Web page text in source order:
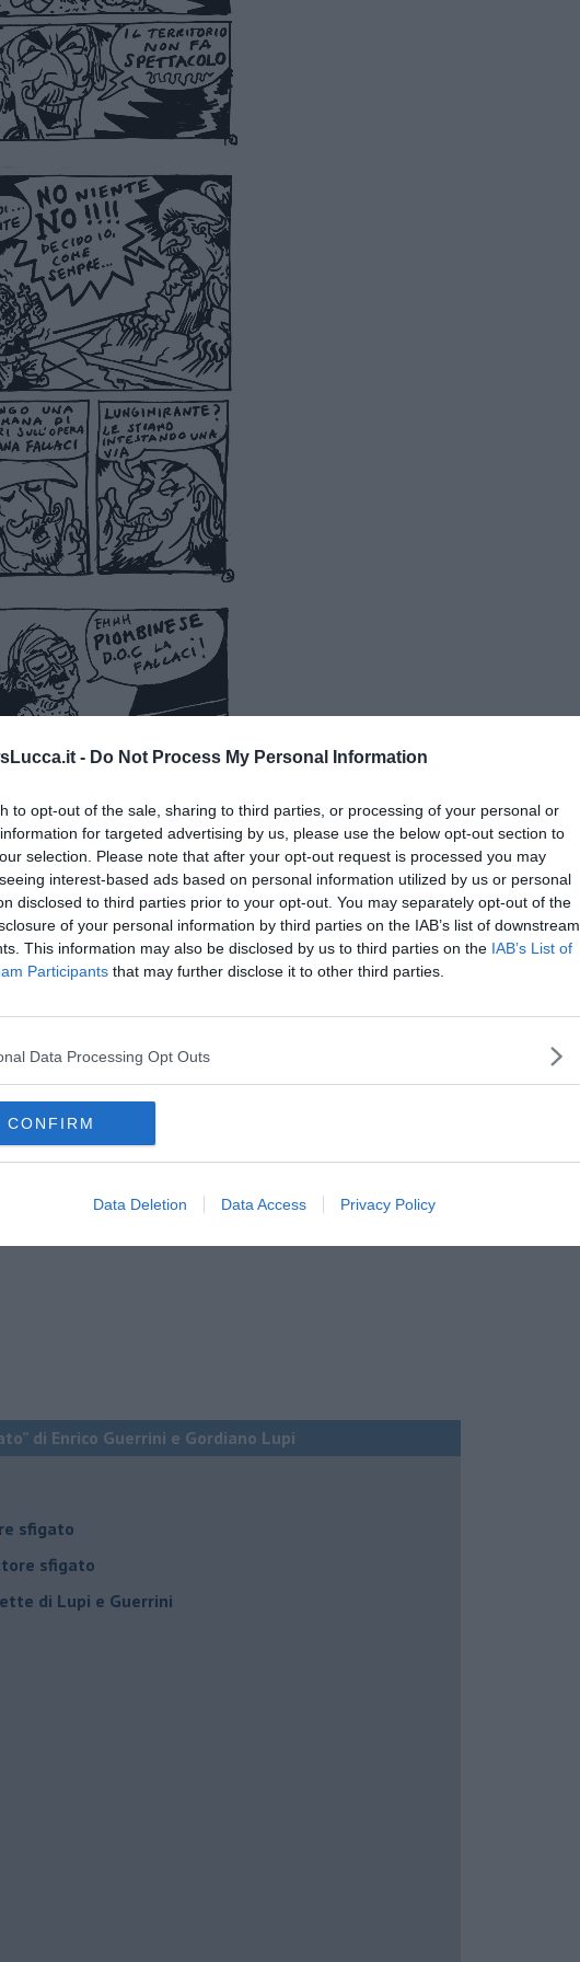
- Do Not Process My Personal Information
to opt-out of the sale, sharing to third parties, or processing of your personal or
for targeted advertising by us, please use the below opt-out section to
selection. Please note that after your opt-out request is processed you may
interest-based ads based on personal information utilized by us or personal
disclosed to third parties prior to your opt-out. You may separately opt-out of the
of your personal information by third parties on the IAB’s list of downstream
This information may also be disclosed by us to third parties on the IAB’s List of
Participants that may further disclose it to other third parties.
Data Processing Opt Outs
CONFIRM
Data Deletion Data Access Privacy Policy
di lettura
sociale"
di Enrico Guerrini e Gordiano Lupi
sfigato
sfigato
di Lupi e Guerrini